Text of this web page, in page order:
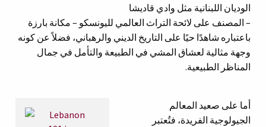
الوديان اللبنانية مثل وادي قاديشا
– المصنف على لائحة التراث العالمي لليونسكو – مكانة بارزة
باعتباره شاهدًا حيًا على التاريخ الديني والرهباني، فضلاً عن كونه
وجهة مثالية لعشاق المشي في الطبيعة والتأمل في جمال
المناظر الطبيعية.
أما على صعيد المعالم
الجيولوجية الفريدة، فتُعتبر